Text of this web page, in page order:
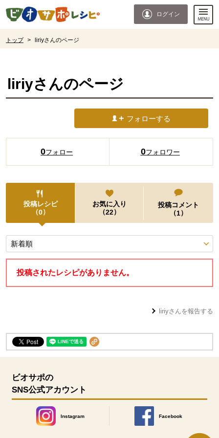
ページの先頭です。
ログイン
トップ > liriyさんのページ
liriyさんのページ
フォローする
0フォロー 0フォロワー
投稿レシピ
（0）
お気に入り
（22）
投稿コメント
（1）
投稿レシピ
投稿されたレシピがありません。
liriyさんを報告する
ビオサポの
SNS公式アカウント
Instagram
別のウィンドウで開きます。
Facebook
別のウィンドウで開きます